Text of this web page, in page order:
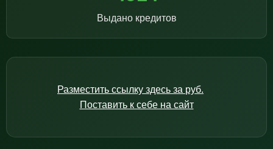
Выдано кредитов
Разместить ссылку здесь за руб.
Поставить к себе на сайт